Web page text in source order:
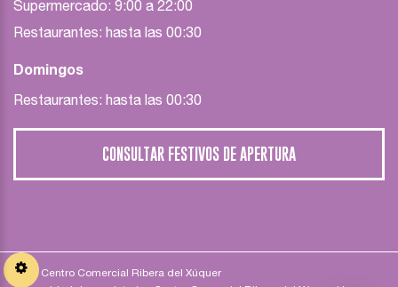
Supermercado: 9:00 a 22:00
Restaurantes: hasta las 00:30
Domingos
Restaurantes: hasta las 00:30
CONSULTAR FESTIVOS DE APERTURA
2026 Centro Comercial Ribera del Xúquer